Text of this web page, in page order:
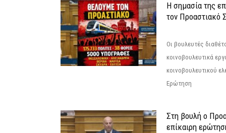
Η σημασία της
τον Προαστιακό
Οι βουλευτές
κοινοβουλευτικά
κοινοβουλευτικού
Ερώτηση
Στη βουλή ο
επίκαιρη